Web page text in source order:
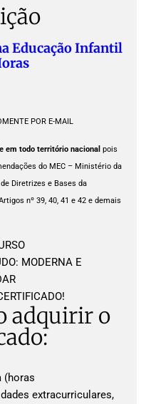
Educação Infantil
POR E-MAIL
em todo território nacional pois
do MEC – Ministério da
Diretrizes e Bases da
nº 39, 40, 41 e 42 e demais
MODERNA E
adquirir o
(horas
extracurriculares,